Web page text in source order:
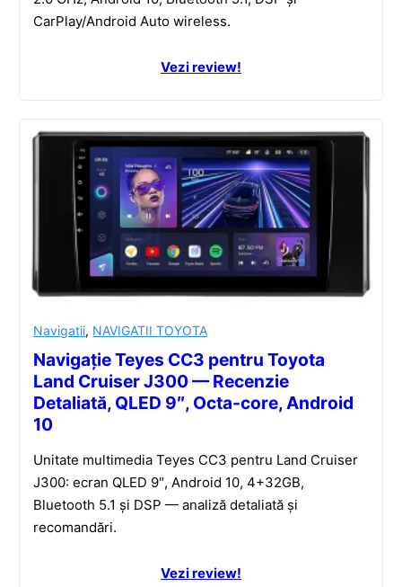
CarPlay/Android Auto wireless.
Vezi review!
Navigatii, NAVIGATII TOYOTA
Navigație Teyes CC3 pentru Toyota
Land Cruiser J300 — Recenzie
Detaliată, QLED 9″, Octa-core, Android
10
Unitate multimedia Teyes CC3 pentru Land Cruiser
J300: ecran QLED 9″, Android 10, 4+32GB,
Bluetooth 5.1 și DSP — analiză detaliată și
recomandări.
Vezi review!